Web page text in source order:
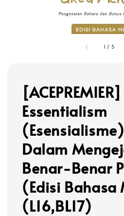
1 / 5
[ACEPREMIER]
Essentialism
Dalam
Benar-Benar
(Edisi Bahasa
(L16,BL17)